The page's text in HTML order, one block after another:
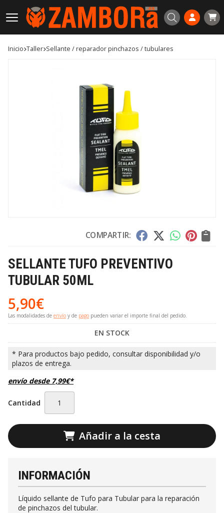
Buscar
Inicio taller sellante / reparador pinchazos / tubulares
COMPARTIR:
SELLANTE TUFO PREVENTIVO
TUBULAR 50ML
5,90€
Las modalidades de envío y de pago pueden variar el importe final del pedido.
EN STOCK
envío desde 7,99€*
Cantidad
Añadir a la cesta
INFORMACIÓN
Líquido sellante de Tufo para Tubular para la reparación
de pinchazos del tubular.